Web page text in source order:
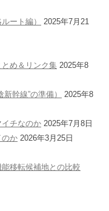
ート編）
2025年7月21
め＆リンク集 2025年8
幹線”の準備）
2025年8
チなのか 2025年7月8日
のか 2026年3月25日
移転候補地との比較